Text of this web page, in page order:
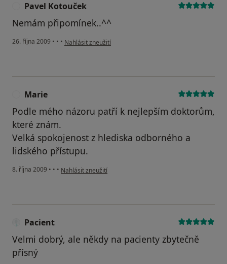
Pavel Kotouček
Nemám připomínek..^^
26. října 2009 • • • podle názoru uživatele Pavel Kotouček
Nahlásit zneužití
Marie
Podle mého názoru patří k nejlepším doktorům,
které znám.
Velká spokojenost z hlediska odborného a
lidského přístupu.
8. října 2009 • • • podle názoru uživatele Marie
Nahlásit zneužití
Pacient
Velmi dobrý, ale někdy na pacienty zbytečně
přísný